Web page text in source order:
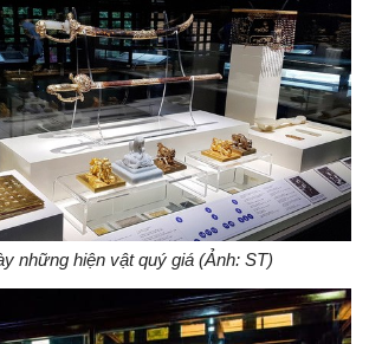
những hiện vật quý giá (Ảnh: ST)